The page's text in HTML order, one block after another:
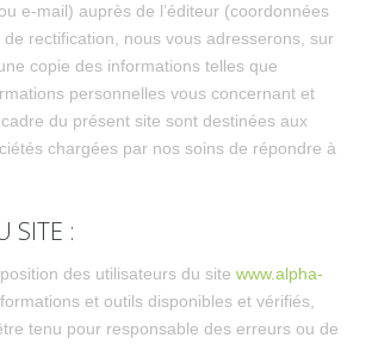
e-mail) auprès de l’éditeur (coordonnées
rectification, nous vous adresserons, sur
copie des informations telles que
personnelles vous concernant et
du présent site sont destinées aux
chargées par nos soins de répondre à
SITE :
des utilisateurs du site www.alpha-
et outils disponibles et vérifiés,
tenu pour responsable des erreurs ou de